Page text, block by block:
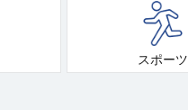
スポーツ